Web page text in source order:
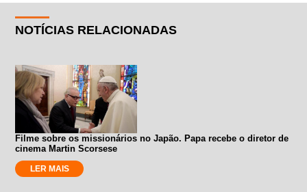
NOTÍCIAS RELACIONADAS
Filme sobre os missionários no Japão. Papa recebe o diretor de
cinema Martin Scorsese
LER MAIS